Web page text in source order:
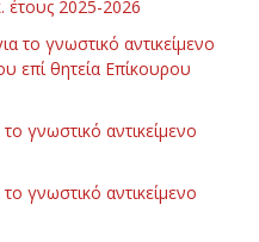
έτους 2025-2026
το γνωστικό αντικείμενο
επί θητεία Επίκουρου
γνωστικό αντικείμενο
γνωστικό αντικείμενο